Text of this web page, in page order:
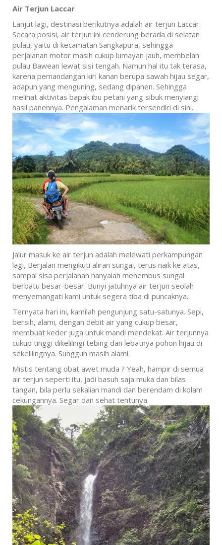
Air Terjun Laccar
Lanjut lagi, destinasi berikutnya adalah air terjun Laccar.
Secara posisi, air terjun ini cenderung berada di selatan
pulau, yaitu di kecamatan Sangkapura, sehingga
perjalanan motor masih cukup lumayan jauh, membelah
pulau Bawean lewat sisi tengah. Namun hal itu tak terasa,
karena pemandangan kiri kanan berupa sawah hijau segar,
adapun yang menguning, sedang dipanen. Sehingga
melihat aktivitas bapak ibu petani yang sibuk menyiangi
hasil panennya. Pengalaman menarik tersendiri di sini.
Jalur masuk ke air terjun adalah melewati perkampungan
lagi, Berjalan mengikuti aliran sungai, terus naik ke atas,
sampai sisa perjalanan hanyalah menembus sungai
berbatu besar-besar. Bunyi jatuhnya air terjun seolah
menyemangati kami untuk segera tiba di puncaknya.
Ternyata hari ini, kamilah pengunjung satu-satunya. Sepi,
bersih, alami, dengan debit air yang cukup besar,
membuat keder juga untuk mandi mendekat. Air terjunnya
cukup tinggi dikelilingi tebing dan lebatnya pohon hijau di
sekelilingnya. Sungguh masih alami.
Mistis tentang obat awet muda ? Yeah, hampir di semua
air terjun seperti itu, jadi basuh saja muka dan bilas
tangan, bila perlu sekalian mandi dan berendam di kolam
cekungannya. Segar dan sehat tentunya.